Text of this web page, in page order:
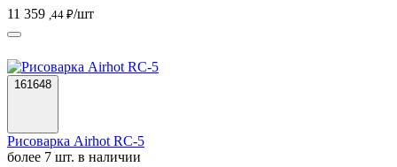
11 359 ,44 ₽/шт
161648
Рисоварка Airhot RC-5
более 7 шт. в наличии